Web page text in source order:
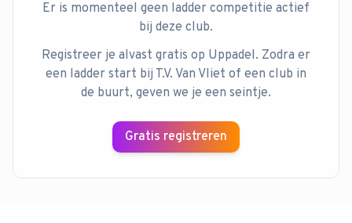
Er is momenteel geen ladder competitie actief
bij deze club.
Registreer je alvast gratis op Uppadel. Zodra er
een ladder start bij T.V. Van Vliet of een club in
de buurt, geven we je een seintje.
Gratis registreren